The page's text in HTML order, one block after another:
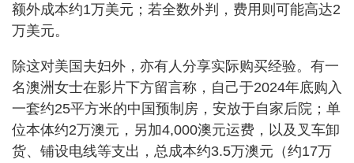
额外成本约1万美元；若全数外判，费用则可能高达2
万美元。
除这对美国夫妇外，亦有人分享实际购买经验。有一
名澳洲女士在影片下方留言称，自己于2024年底购入
一套约25平方米的中国预制房，安放于自家后院；单
位本体约2万澳元，另加4,000澳元运费，以及叉车卸
货、铺设电线等支出，总成本约3.5万澳元（约17万